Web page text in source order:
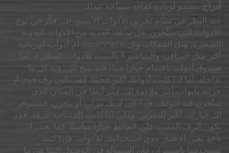
أدراج مصمم لزيادة كفاءة مساحة عملك.
عند النظر في نظام تخزين الأدوات الأنسب لك، فكّر في نوع
الأدوات التي ستُخزن. هل تمتلك العديد من الأدوات اليدوية
الصغيرة، مثل المفكات وال-spanners، أم أدوات كهربائية
أكبر مثل المثاقب والمناشير؟ بالنسبة للأدوات الصغيرة، يُعدّ
صندوق أدوات بأقسام خيارًا جيدًا لأنه يتيح لك رؤية كل ما
بداخله. أما إذا كانت أدواتك أكبر حجمًا، فقد يكون رف قوي أو
خزانة بأبواب أكثر ملاءمة لك. فكّر أيضًا في المكان الذي
ستُخزن فيه أدواتك. فإذا كان لديك مرآب أو مخزن، فستتوفر
لك خيارات أكثر للتخزين. ولكن إذا كانت المساحة ضيقة، فقد
يكون الرف المثبت على الحائط خيارًا مناسبًا. كما يجب أن
تأخذ بعين الاعتبار مدى استخدامك للأدوات. فإذا كنت
تستخدمها باستمرار، فإن السهولة في الوصول إليها هي ما